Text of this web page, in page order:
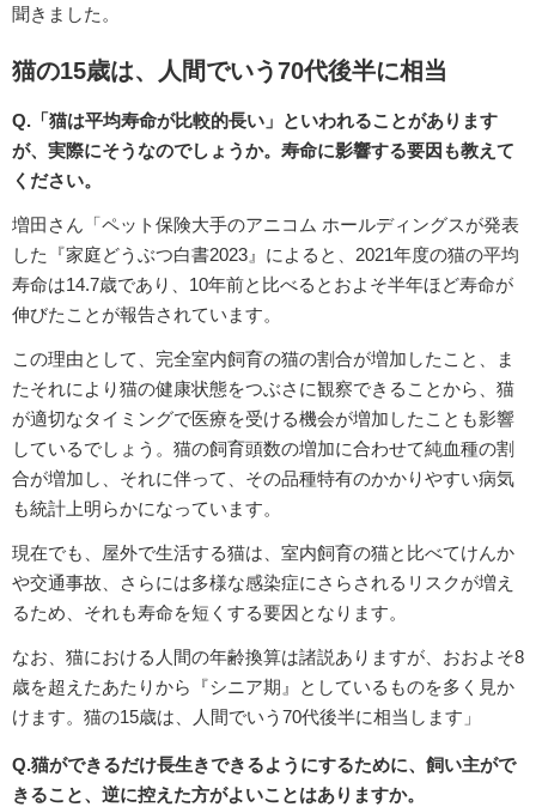
聞きました。
猫の15歳は、人間でいう70代後半に相当
Q.「猫は平均寿命が比較的長い」といわれることがあります
が、実際にそうなのでしょうか。寿命に影響する要因も教えて
ください。
増田さん「ペット保険大手のアニコム ホールディングスが発表
した『家庭どうぶつ白書2023』によると、2021年度の猫の平均
寿命は14.7歳であり、10年前と比べるとおよそ半年ほど寿命が
伸びたことが報告されています。
この理由として、完全室内飼育の猫の割合が増加したこと、ま
たそれにより猫の健康状態をつぶさに観察できることから、猫
が適切なタイミングで医療を受ける機会が増加したことも影響
しているでしょう。猫の飼育頭数の増加に合わせて純血種の割
合が増加し、それに伴って、その品種特有のかかりやすい病気
も統計上明らかになっています。
現在でも、屋外で生活する猫は、室内飼育の猫と比べてけんか
や交通事故、さらには多様な感染症にさらされるリスクが増え
るため、それも寿命を短くする要因となります。
なお、猫における人間の年齢換算は諸説ありますが、おおよそ8
歳を超えたあたりから『シニア期』としているものを多く見か
けます。猫の15歳は、人間でいう70代後半に相当します」
Q.猫ができるだけ長生きできるようにするために、飼い主がで
きること、逆に控えた方がよいことはありますか。